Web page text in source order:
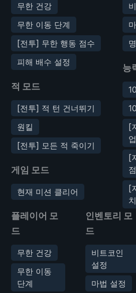
무한 건강
무한 이동 단계
[전투] 무한 행동 점수
피해 배수 설정
적 모드
[전투] 적 턴 건너뛰기
원킬
[전투] 모든 적 죽이기
게임 모드
현재 미션 클리어
능
[
업
[
[
플레이어 모
드
무한 건강
무한 이동
단계
인벤토리 모
드
비트코인
설정
마법 설정